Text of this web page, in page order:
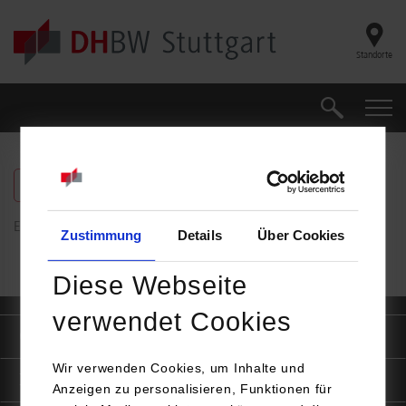
Zustimmung Details Über Cookies
Diese Webseite
verwendet Cookies
Wir verwenden Cookies, um Inhalte und
Anzeigen zu personalisieren, Funktionen für
Skip to main content
Standorte
Suche
freie Plätze anzeigen
Es wurden keine Ergebnisse gefunden
Informationen für